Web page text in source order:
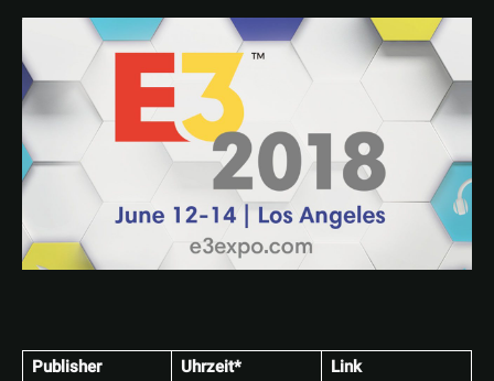
Publisher Uhrzeit*
Link